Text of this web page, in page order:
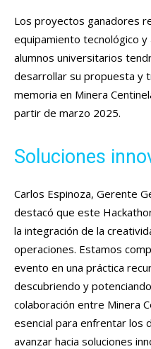
Los proyectos ganadores
equipamiento tecnológico
alumnos universitarios
desarrollar su propuesta y
memoria en Minera
partir de marzo 2025.
Soluciones
Carlos Espinoza, Gerente
destacó que este
la integración de la
operaciones. Estamos
evento en una práctica
descubriendo y
colaboración entre Minera
esencial para enfrentar los
avanzar hacia soluciones